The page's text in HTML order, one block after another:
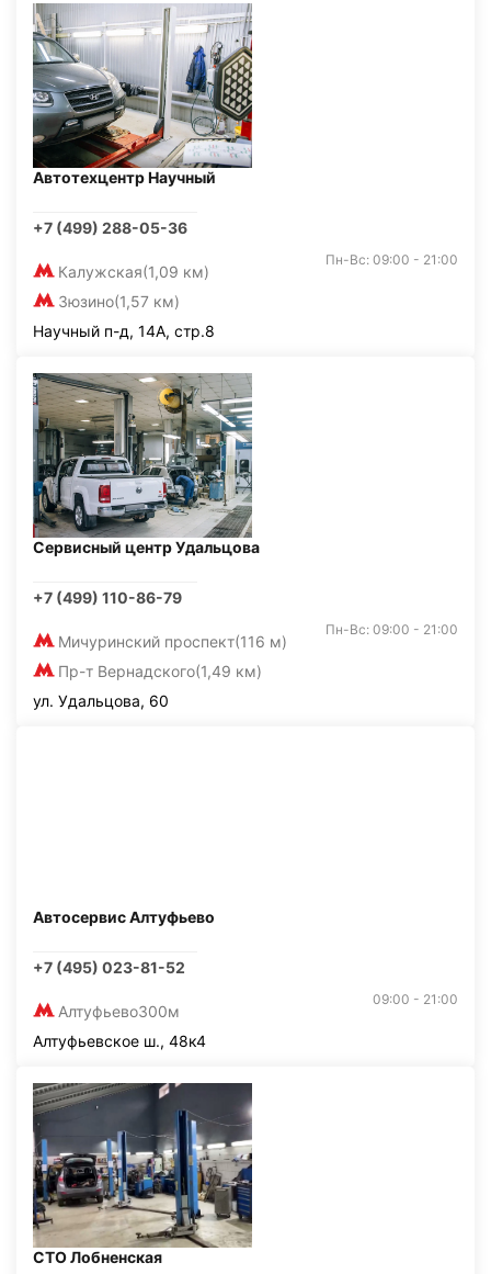
Автотехцентр Научный
+7 (499) 288-05-36
Калужская(1,09 км)
Зюзино(1,57 км)
Пн-Вс: 09:00 - 21:00
Научный п-д, 14А, стр.8
Сервисный центр Удальцова
+7 (499) 110-86-79
Мичуринский проспект(116 м)
Пр-т Вернадского(1,49 км)
Пн-Вс: 09:00 - 21:00
ул. Удальцова, 60
Автосервис Алтуфьево
+7 (495) 023-81-52
Алтуфьево300м
09:00 - 21:00
Алтуфьевское ш., 48к4
СТО Лобненская